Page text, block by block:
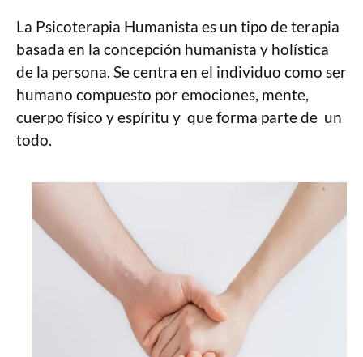
La Psicoterapia Humanista es un tipo de terapia
basada en la concepción humanista y holística
de la persona. Se centra en el individuo como ser
humano compuesto por emociones, mente,
cuerpo físico y espíritu y que forma parte de un
todo.